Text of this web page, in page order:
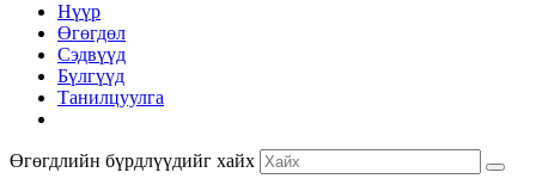
Нүүр
Өгөгдөл
Сэдвүүд
Бүлгүүд
Танилцуулга
Өгөгдлийн бүрдлүүдийг хайх